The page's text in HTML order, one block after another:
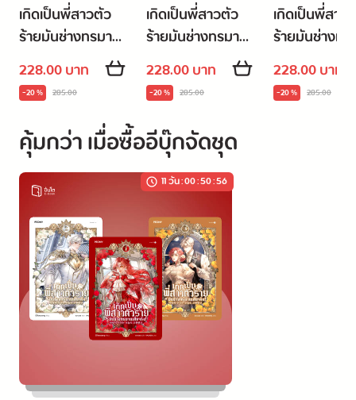
เกิดเป็นพี่สาวตัว
ร้ายมันช่างทรมาน
เสียจริง! 1
228.00 บาท
-20 % 285.00
เกิดเป็นพี่สาวตัว
ร้ายมันช่างทรมาน
เสียจริง! 2
228.00 บาท
-20 % 285.00
เกิดเป็นพี่สาว
ร้ายมันช่างท
เสียจริง! 3
228.00 บาท
-20 % 285.00
คุ้มกว่า เมื่อซื้ออีบุ๊กจัดชุด
11 วัน:00:50:56